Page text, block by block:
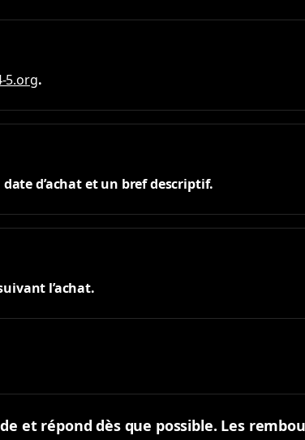
5.org.
d’achat et un bref descriptif.
l’achat.
et répond dès que possible. Les